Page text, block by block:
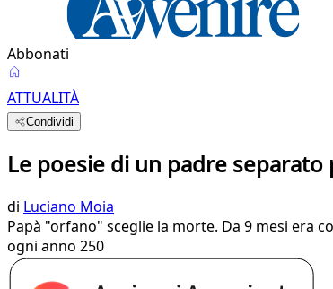
Abbonati
ATTUALITÀ
Condividi
Le poesie di un padre
di Luciano Moia
Papà "orfano" sceglie la morte. Da 9 mesi era
ogni anno 250